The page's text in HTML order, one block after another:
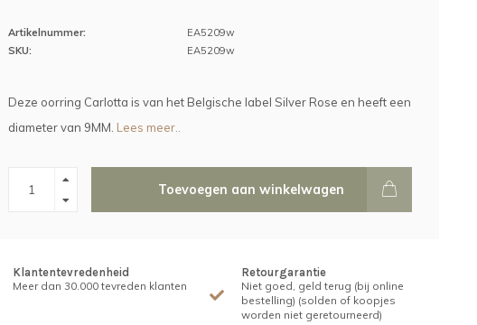
Artikelnummer:
EA5209w
SKU:
EA5209w
Deze oorring Carlotta is van het Belgische label Silver Rose en heeft een
diameter van 9MM. Lees meer..
Toevoegen aan winkelwagen
Klantentevredenheid
Meer dan 30.000 tevreden klanten
Retourgarantie
Niet goed, geld terug (bij online
bestelling) (solden of koopjes
worden niet geretourneerd)